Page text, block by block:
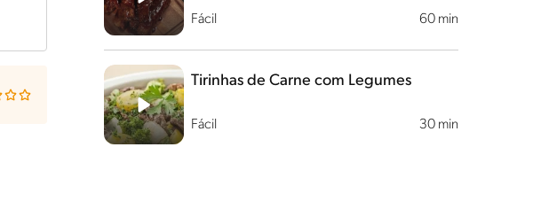
Fácil 60 min
Fácil 30 min
Tirinhas de Carne com Legumes